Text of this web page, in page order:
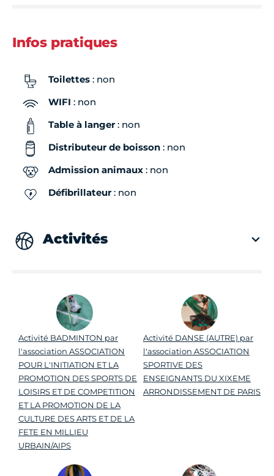
Infos pratiques
Toilettes : non
WIFI : non
Table à langer: non
Distributeur de boisson : non
Admission animaux : non
Défibrillateur: non
Activités
Activité BADMINTON par
l'association ASSOCIATION
POUR L'INITIATION ET LA
PROMOTION DES SPORTS DE
LOISIRS ET DE COMPETITION
ET LA PROMOTION DE LA
CULTURE DES ARTS ET DE LA
FETE EN MILLIEU
URBAIN/AIPS
Activité DANSE (AUTRE) par
l'association ASSOCIATION
SPORTIVE DES
ENSEIGNANTS DU XIXEME
ARRONDISSEMENT DE PARIS